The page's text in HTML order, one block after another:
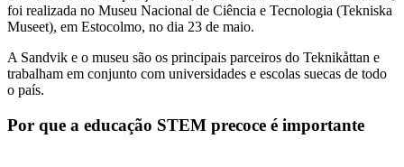
foi realizada no Museu Nacional de Ciência e Tecnologia (Tekniska
Museet), em Estocolmo, no dia 23 de maio.
A Sandvik e o museu são os principais parceiros do Teknikåttan e
trabalham em conjunto com universidades e escolas suecas de todo
o país.
Por que a educação STEM precoce é importante